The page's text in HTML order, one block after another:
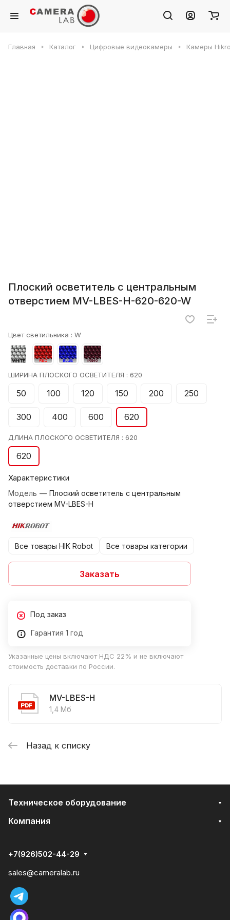
Главная Каталог Цифровые видеокамеры Камеры
Плоский осветитель с центральным
отверстием MV-LBES-H-620-620-W
Цвет светильника : W
ШИРИНА ПЛОСКОГО ОСВЕТИТЕЛЯ : 620
50 100 120 150 200 250
300 400 600 620
ДЛИНА ПЛОСКОГО ОСВЕТИТЕЛЯ : 620
620
Характеристики
Модель — Плоский осветитель с центральным
отверстием MV-LBES-H
Все товары HIK Robot Все товары категории
Заказать
Под заказ
Гарантия 1 год
Указанные цены включают НДС 22% и не включают
стоимость доставки по России.
MV-LBES-H
1,4 Мб
Назад к списку
Техническое оборудование
Компания
+7(926)502-44-29
sales@cameralab.ru